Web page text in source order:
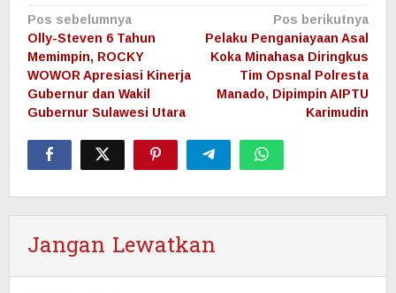
Navigasi
pos
Pos sebelumnya
Olly-Steven 6 Tahun
Memimpin, ROCKY
WOWOR Apresiasi Kinerja
Gubernur dan Wakil
Gubernur Sulawesi Utara
Pos berikutnya
Pelaku Penganiayaan Asal
Koka Minahasa Diringkus
Tim Opsnal Polresta
Manado, Dipimpin AIPTU
Karimudin
Jangan Lewatkan